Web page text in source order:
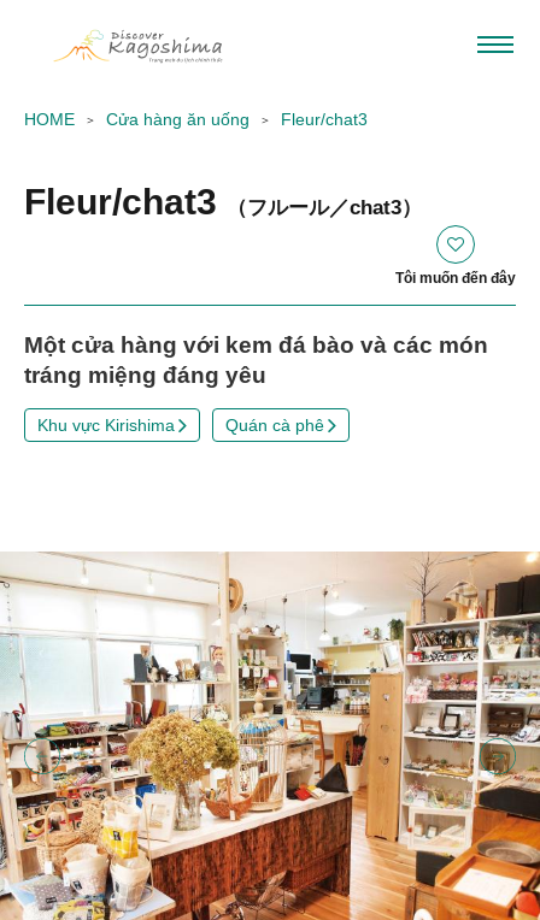
HOME Cửa hàng ăn uống Fleur/chat3
Fleur/chat3 （フルール／chat3）
Tôi muốn đến đây
Một cửa hàng với kem đá bào và các món
tráng miệng đáng yêu
Khu vực Kirishima Quán cà phê